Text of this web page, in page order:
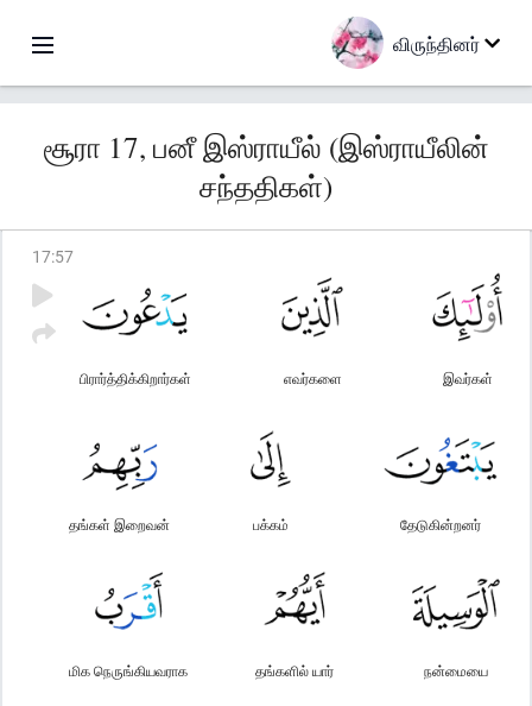
விருந்தினர்
சூரா 17, பனீ இஸ்ராயீல் (இஸ்ராயீலின்
சந்ததிகள்)
17:57
இவர்கள்
எவர்களை
பிரார்த்திக்கிறார்கள்
தேடுகின்றனர்
பக்கம்
தங்கள் இறைவன்
நன்மையை
தங்களில் யார்
மிக நெருங்கியவராக